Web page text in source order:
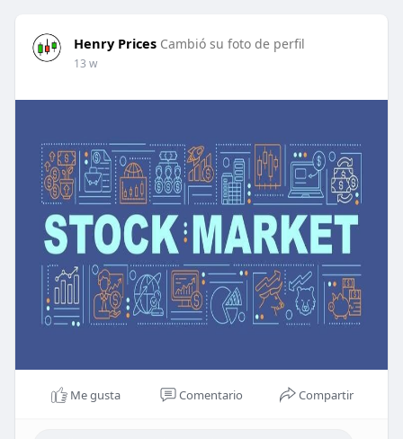
Henry Prices Cambió su foto de perfil
13 w
Me gusta Comentario Compartir